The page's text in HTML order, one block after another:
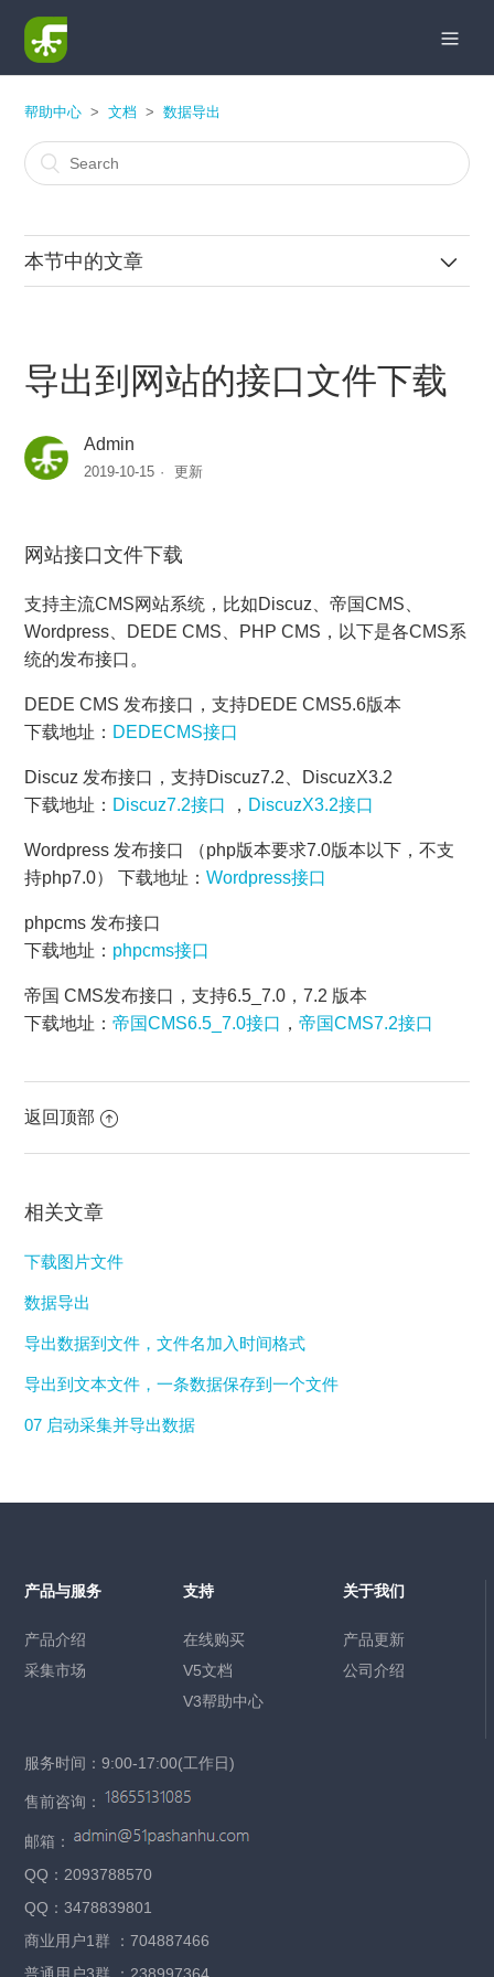
帮助中心 文档 数据导出
本节中的文章
导出到文本文件，一条数据保存到一个文件
导出数据到文件，文件名加入时间格式
数据导出
查看更多
导出到网站的接口文件下载
Admin
2019-10-15 更新
网站接口文件下载
支持主流CMS网站系统，比如Discuz、帝国CMS、
Wordpress、DEDE CMS、PHP CMS，以下是各CMS系
统的发布接口。
DEDE CMS 发布接口，支持DEDE CMS5.6版本
下载地址： DEDECMS接口
Discuz 发布接口，支持Discuz7.2、DiscuzX3.2
下载地址： Discuz7.2接口 ， DiscuzX3.2接口
Wordpress 发布接口 （php版本要求7.0版本以下，不支
持php7.0） 下载地址：Wordpress接口
phpcms 发布接口
下载地址： phpcms接口
帝国 CMS发布接口，支持6.5_7.0，7.2 版本
下载地址：帝国CMS6.5_7.0接口 ，帝国CMS7.2接口
返回顶部
相关文章
下载图片文件
数据导出
导出数据到文件，文件名加入时间格式
导出到文本文件，一条数据保存到一个文件
07 启动采集并导出数据
产品与服务
产品介绍
采集市场
支持
在线购买
V5文档
V3帮助中心
关于我们
产品更新
公司介绍
服务时间：9:00-17:00(工作日)
售前咨询：
邮箱：
QQ：2093788570
QQ：3478839801
商业用户1群 ：704887466